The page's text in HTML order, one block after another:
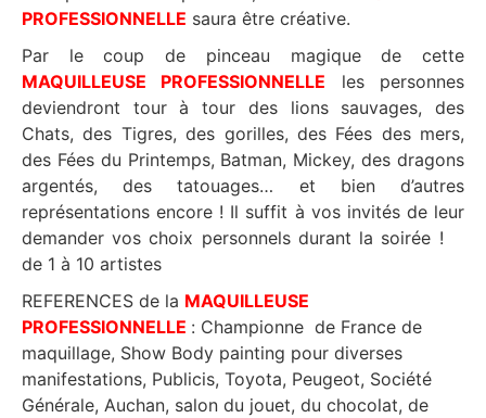
PROFESSIONNELLE saura être créative.
Par le coup de pinceau magique de cette
MAQUILLEUSE PROFESSIONNELLE les personnes
deviendront tour à tour des lions sauvages, des
Chats, des Tigres, des gorilles, des Fées des mers,
des Fées du Printemps, Batman, Mickey, des dragons
argentés, des tatouages… et bien d’autres
représentations encore ! Il suffit à vos invités de leur
demander vos choix personnels durant la soirée !
de 1 à 10 artistes
REFERENCES de la MAQUILLEUSE
PROFESSIONNELLE : Championne de France de
maquillage, Show Body painting pour diverses
manifestations, Publicis, Toyota, Peugeot, Société
Générale, Auchan, salon du jouet, du chocolat, de